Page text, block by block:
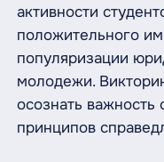
активности
положительного
популяризации
молодежи.
осознать
принципов